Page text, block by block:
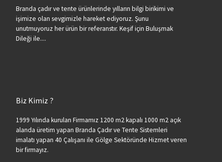
Branda çadır ve tente ürünlerinde yılların bilgi birikimi ve
işimize olan sevgimizle hareket ediyoruz. Şunu
unutmuyoruz her ürün bir referanstır. Keşif için Buluşmak
Dileği ile....
Biz Kimiz ?
1999 Yılında kurulan Firmamız 1200 m2 kapalı 1000 m2 açık
alanda üretim yapan Branda Çadır ve Tente Sistemleri
imalatı yapan 40 Çalışanı ile Gölge Sektöründe Hizmet veren
bir firmayız.